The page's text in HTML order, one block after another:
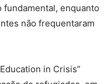
fundamental, enquanto
não frequentaram
in Crisis”